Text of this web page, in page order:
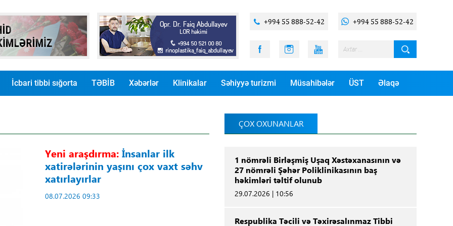
+994 55 888-52-42 +994 55 888-52-42
İcbari tibbi sığorta TƏBİB Xəbərlər Klinikalar Səhiyyə turizmi Müsahibələr ÜST Əlaqə
Yeni araşdırma: İnsanlar ilk
xatirələrinin yaşını çox vaxt səhv
xatırlayırlar
08.07.2026 09:33
ÇOX OXUNANLAR
1 nömrəli Birləşmiş Uşaq Xəstəxanasının və
27 nömrəli Şəhər Poliklinikasının baş
həkimləri təltif olunub
29.07.2026 | 10:56
Respublika Təcili və Təxirəsalınmaz Tibbi